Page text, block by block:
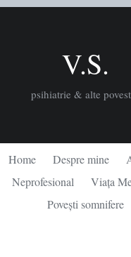
V.S.
psihiatrie & alte
Home Despre mine
Neprofesional
Viața
Povești somnifere